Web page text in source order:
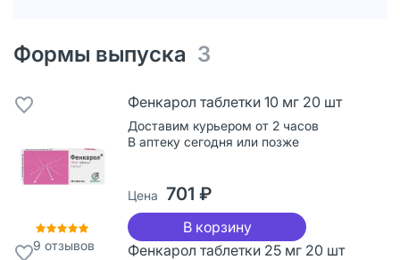
Формы выпуска 3
9 отзывов
Фенкарол таблетки 10 мг 20 шт
Доставим курьером от 2 часов
В аптеку сегодня или позже
Цена 701 ₽
В корзину
Фенкарол таблетки 25 мг 20 шт